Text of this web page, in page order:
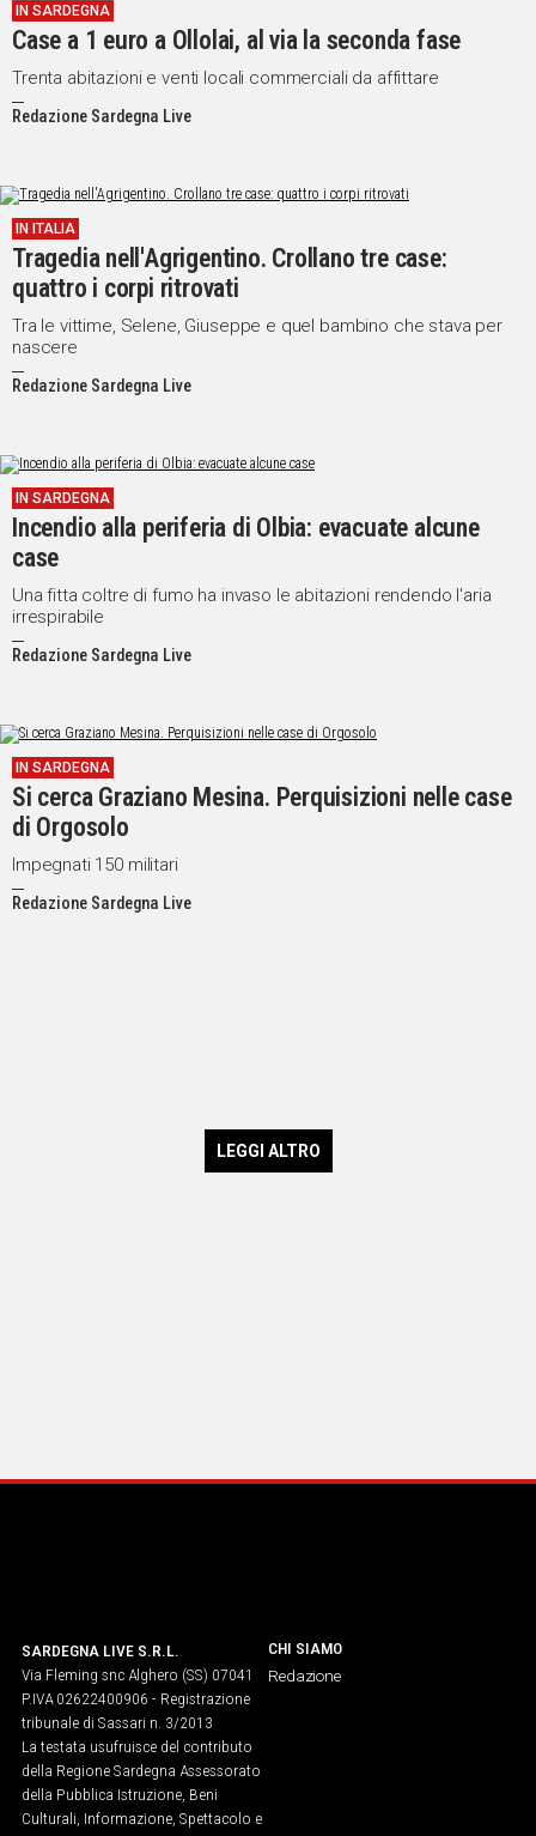
IN SARDEGNA
Case a 1 euro a Ollolai, al via la seconda fase
Trenta abitazioni e venti locali commerciali da affittare
Redazione Sardegna Live
IN ITALIA
Tragedia nell'Agrigentino. Crollano tre case:
quattro i corpi ritrovati
Tra le vittime, Selene, Giuseppe e quel bambino che stava per
nascere
Redazione Sardegna Live
IN SARDEGNA
Incendio alla periferia di Olbia: evacuate alcune
case
Una fitta coltre di fumo ha invaso le abitazioni rendendo l'aria
irrespirabile
Redazione Sardegna Live
IN SARDEGNA
Si cerca Graziano Mesina. Perquisizioni nelle case
di Orgosolo
Impegnati 150 militari
Redazione Sardegna Live
LEGGI ALTRO
SARDEGNA LIVE S.R.L.
Via Fleming snc Alghero (SS) 07041
P.IVA 02622400906 - Registrazione
tribunale di Sassari n. 3/2013
La testata usufruisce del contributo
della Regione Sardegna Assessorato
della Pubblica Istruzione, Beni
Culturali, Informazione, Spettacolo e
CHI SIAMO
Redazione